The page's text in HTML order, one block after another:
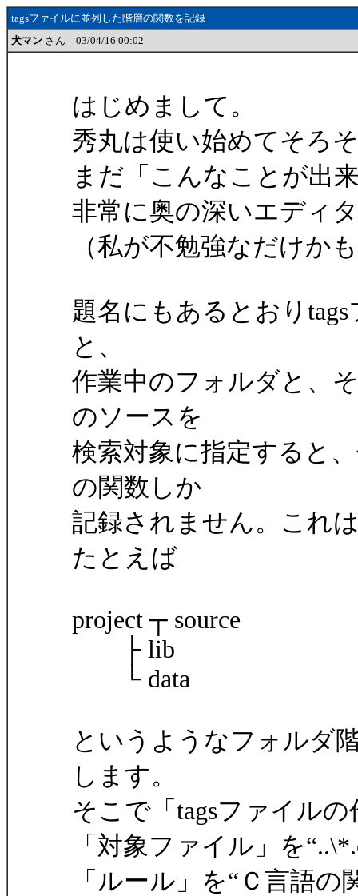
tagsファイルに並列した階層の関数を記録
犬マン さん 03/04/16 00:02
はじめまして。
秀丸は使い始めてそろ
まだ「こんなことが出
非常に奥の深いエディ
（私が不勉強なだけか
題名にもあるとおり
と、
作業中のフォルダと、
のソースを
検索対象に指定すると
の関数しか
記録されません。これ
たとえば
project ┬ source
├ lib
└ data
というようなフォルダ
します。
そこで「tagsファイル
「対象ファイル」を
「ルール」を“Ｃ言語の